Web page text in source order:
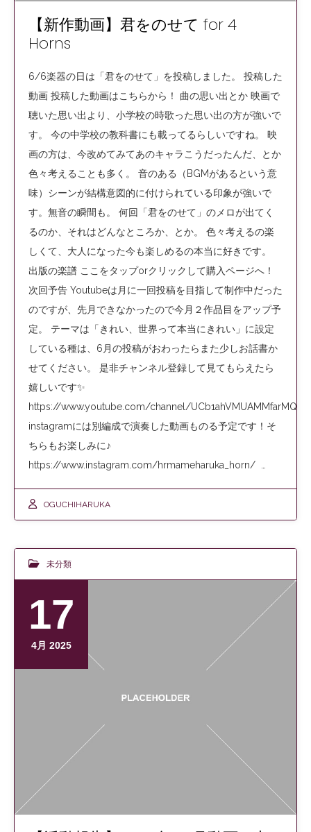
【新作動画】君をのせて for 4
Horns
6/6楽器の日は「君をのせて」を投稿しました。 投稿した
動画 投稿した動画はこちらから！ 曲の思い出とか 映画で
聴いた思い出より、小学校の時歌った思い出の方が強いで
す。 今の中学校の教科書にも載ってるらしいですね。 映
画の方は、今改めてみてあのキャラこうだったんだ、とか
色々考えることも多く。 音のある（BGMがあるという意
味）シーンが結構意図的に付けられている印象が強いで
す。無音の瞬間も。 何回「君をのせて」のメロが出てく
るのか、それはどんなところか、とか。 色々考えるの楽
しくて、大人になった今も楽しめるの本当に好きです。
出版の楽譜 ここをタップorクリックして購入ページへ！
次回予告 Youtubeは月に一回投稿を目指して制作中だった
のですが、先月できなかったので今月２作品目をアップ予
定。 テーマは「きれい、世界って本当にきれい」に設定
している種は、6月の投稿がおわったらまた少しお話書か
せてください。 是非チャンネル登録して見てもらえたら
嬉しいです✨
https://www.youtube.com/channel/
instagramには別編成で演奏した動画ものる予定です！そ
ちらもお楽しみに♪
https://www.instagram.com/hrmameharuka_horn/ …
OGUCHIHARUKA
未分類
17
4月 2025